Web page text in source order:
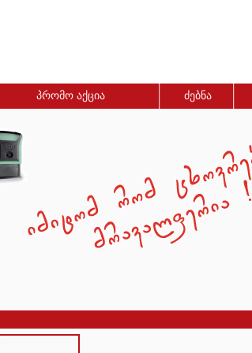
პრომო აქცია ძებნა